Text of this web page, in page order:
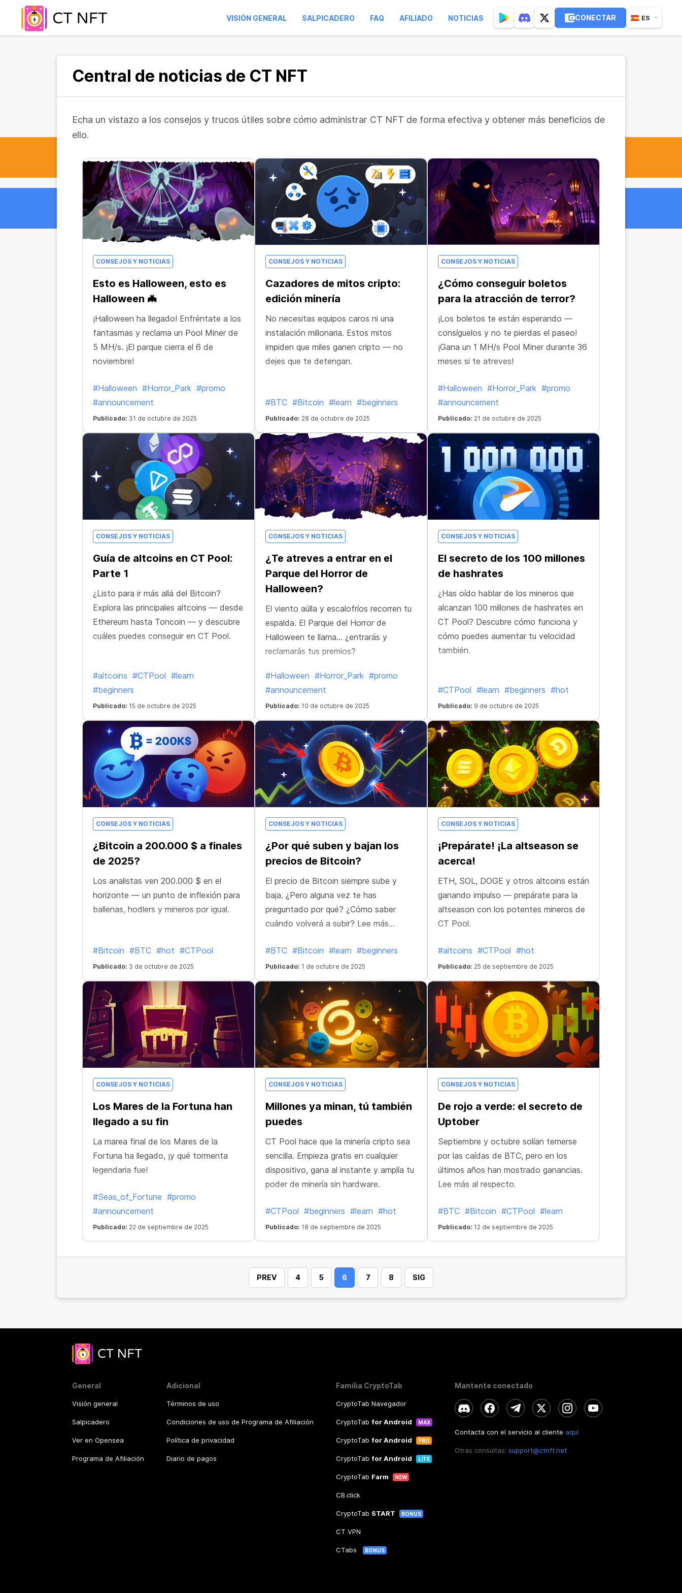
VISIÓN GENERAL SALPICADERO FAQ AFILIADO NOTICIAS CONECTAR ES
Central de noticias de CT NFT
Echa un vistazo a los consejos y trucos útiles sobre cómo administrar CT NFT de forma efectiva y obtener más beneficios de
ello.
CONSEJOS Y NOTICIAS
Esto es Halloween, esto es
Halloween 🦇
¡Halloween ha llegado! Enfréntate a los
fantasmas y reclama un Pool Miner de
5 MH/s. ¡El parque cierra el 6 de
noviembre!
#Halloween #Horror_Park #promo
#announcement
Publicado: 31 de octubre de 2025
CONSEJOS Y NOTICIAS
Cazadores de mitos cripto:
edición minería
No necesitas equipos caros ni una
instalación millonaria. Estos mitos
impiden que miles ganen cripto — no
dejes que te detengan.
#BTC #Bitcoin #learn #beginners
Publicado: 28 de octubre de 2025
CONSEJOS Y NOTICIAS
¿Cómo conseguir boletos
para la atracción de terror?
¡Los boletos te están esperando —
consíguelos y no te pierdas el paseo!
¡Gana un 1 MH/s Pool Miner durante 36
meses si te atreves!
#Halloween #Horror_Park #promo
#announcement
Publicado: 21 de octubre de 2025
CONSEJOS Y NOTICIAS
Guía de altcoins en CT Pool:
Parte 1
¿Listo para ir más allá del Bitcoin?
Explora las principales altcoins — desde
Ethereum hasta Toncoin — y descubre
cuáles puedes conseguir en CT Pool.
#altcoins #CTPool #learn
#beginners
Publicado: 15 de octubre de 2025
CONSEJOS Y NOTICIAS
¿Te atreves a entrar en el
Parque del Horror de
Halloween?
El viento aúlla y escalofríos recorren tu
espalda. El Parque del Horror de
Halloween te llama… ¿entrarás y
reclamarás tus premios?
#Halloween #Horror_Park #promo
#announcement
Publicado: 10 de octubre de 2025
CONSEJOS Y NOTICIAS
El secreto de los 100 millones
de hashrates
¿Has oído hablar de los mineros que
alcanzan 100 millones de hashrates en
CT Pool? Descubre cómo funciona y
cómo puedes aumentar tu velocidad
también.
#CTPool #learn #beginners #hot
Publicado: 9 de octubre de 2025
CONSEJOS Y NOTICIAS
¿Bitcoin a 200.000 $ a finales
de 2025?
Los analistas ven 200.000 $ en el
horizonte — un punto de inflexión para
ballenas, hodlers y mineros por igual.
#Bitcoin #BTC #hot #CTPool
Publicado: 3 de octubre de 2025
CONSEJOS Y NOTICIAS
¿Por qué suben y bajan los
precios de Bitcoin?
El precio de Bitcoin siempre sube y
baja. ¿Pero alguna vez te has
preguntado por qué? ¿Cómo saber
cuándo volverá a subir? Lee más...
#BTC #Bitcoin #learn #beginners
Publicado: 1 de octubre de 2025
CONSEJOS Y NOTICIAS
¡Prepárate! ¡La altseason se
acerca!
ETH, SOL, DOGE y otros altcoins están
ganando impulso — prepárate para la
altseason con los potentes mineros de
CT Pool.
#altcoins #CTPool #hot
Publicado: 25 de septiembre de 2025
CONSEJOS Y NOTICIAS
Los Mares de la Fortuna han
llegado a su fin
La marea final de los Mares de la
Fortuna ha llegado, ¡y qué tormenta
legendaria fue!
#Seas_of_Fortune #promo
#announcement
Publicado: 22 de septiembre de 2025
CONSEJOS Y NOTICIAS
Millones ya minan, tú también
puedes
CT Pool hace que la minería cripto sea
sencilla. Empieza gratis en cualquier
dispositivo, gana al instante y amplía tu
poder de minería sin hardware.
#CTPool #beginners #learn #hot
Publicado: 18 de septiembre de 2025
CONSEJOS Y NOTICIAS
De rojo a verde: el secreto de
Uptober
Septiembre y octubre solían temerse
por las caídas de BTC, pero en los
últimos años han mostrado ganancias.
Lee más al respecto.
#BTC #Bitcoin #CTPool #learn
Publicado: 12 de septiembre de 2025
PREV 4 5 6 7 8 SIG
General
Visión general
Salpicadero
Ver en Opensea
Programa de Afiliación
Adicional
Términos de uso
Condiciones de uso de Programa de Afiliación
Política de privacidad
Diario de pagos
Familia CryptoTab
CryptoTab Navegador
CryptoTab for Android MAX
CryptoTab for Android PRO
CryptoTab for Android LITE
CryptoTab Farm NEW
CB.click
CryptoTab START BONUS
CT VPN
CTabs BONUS
Mantente conectado
Contacta con el servicio al cliente aquí
Otras consultas: support@ctnft.net